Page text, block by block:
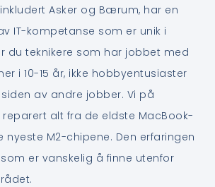
Asker og Bærum, har en
IT-kompetanse som er unik i
du teknikere som har jobbet med
i 10-15 år, ikke hobbyentusiaster
av andre jobber. Vi på
alt fra de eldste MacBook-
nyeste M2-chipene. Den erfaringen
er vanskelig å finne utenfor